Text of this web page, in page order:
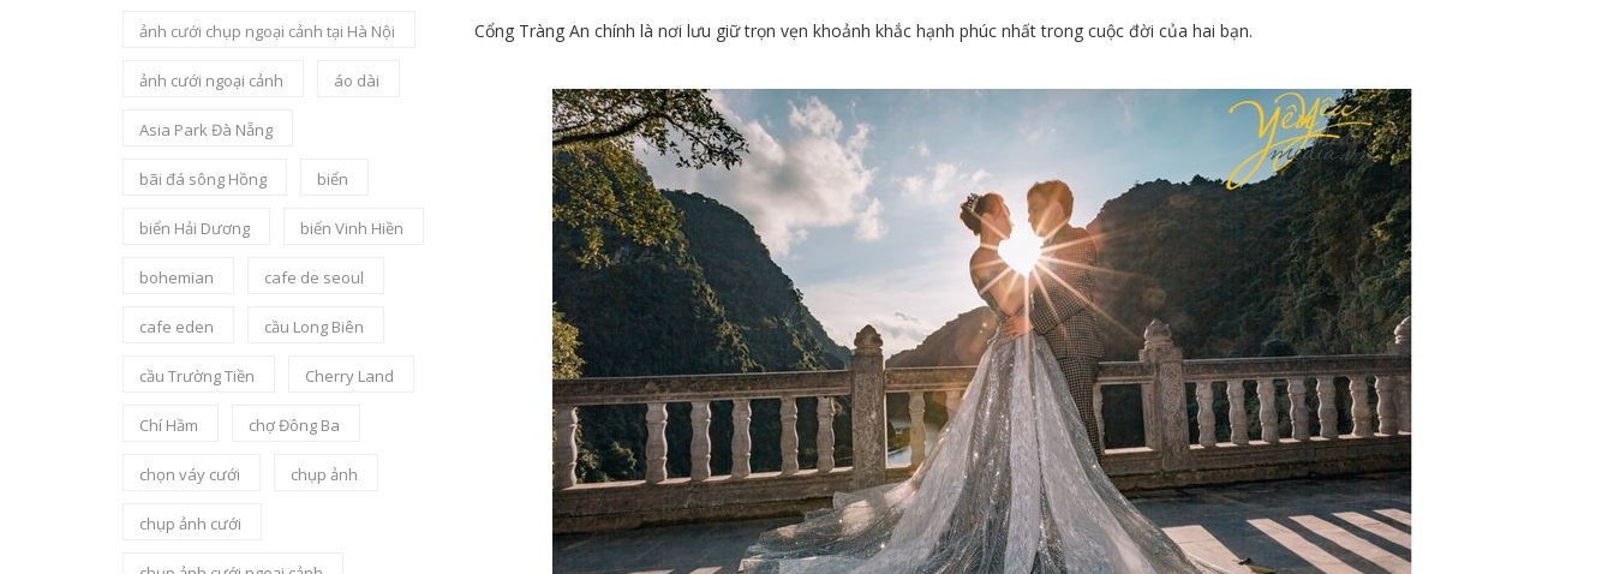
ảnh cưới chụp ngoại cảnh tại Hà Nội
ảnh cưới ngoại cảnh áo dài
Asia Park Đà Nẵng
bãi đá sông Hồng biển
biển Hải Dương biển Vinh Hiền
bohemian cafe de seoul
cafe eden cầu Long Biên
cầu Trường Tiền Cherry Land
Chí Hầm chợ Đông Ba
chọn váy cưới chụp ảnh
chụp ảnh cưới
Cổng Tràng An chính là nơi lưu giữ trọn vẹn khoảnh khắc hạnh phúc nhất trong cuộc đời của hai bạn.